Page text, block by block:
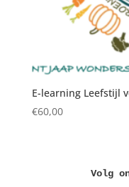
E-learning Leefstijl
€60,00
Volg